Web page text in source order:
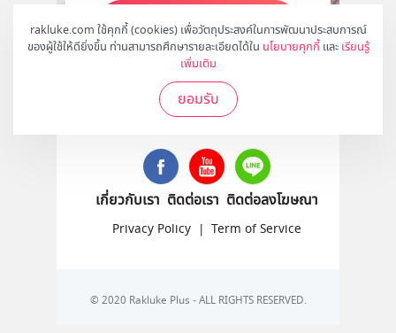
rakluke.com ใช้คุกกี้ (cookies) เพื่อวัตถุประสงค์ในการพัฒนาประสบการณ์
ของผู้ใช้ให้ดียิ่งขึ้น ท่านสามารถศึกษารายละเอียดได้ใน นโยบายคุกกี้ และ เรียนรู้
เพิ่มเติม
ยอมรับ
สมัคร
ติดตามเราได้ที่
เกี่ยวกับเรา ติดต่อเรา ติดต่อลงโฆษณา
Privacy Policy | Term of Service
© 2020 Rakluke Plus - ALL RIGHTS RESERVED.